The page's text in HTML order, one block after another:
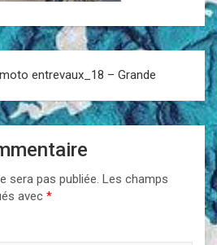
entrevaux_18 – Grande
sera pas publiée. Les champs
avec *